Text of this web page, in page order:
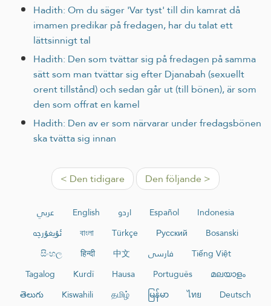
Hadith: Om du säger 'Var tyst' till din kamrat då
imamen predikar på fredagen, har du talat ett
lättsinnigt tal
Hadith: Den som tvättar sig på fredagen på samma
sätt som man tvättar sig efter Djanabah (sexuellt
orent tillstånd) och sedan går ut (till bönen), är som
den som offrat en kamel
Hadith: Den av er som närvarar under fredagsbönen
ska tvätta sig innan
< Den tidigare Den följande >
عربي English اردو Español
Indonesia
ئۇيغۇرچە
বাংলা Türkçe Русский
Bosanski
සිංහල
हिन्दी 中文 فارسی
Tiếng Việt
Tagalog
Kurdî Hausa Português
മലയാളം
తెలుగు
Kiswahili தமிழ் မြန်မာ ไทย
Deutsch